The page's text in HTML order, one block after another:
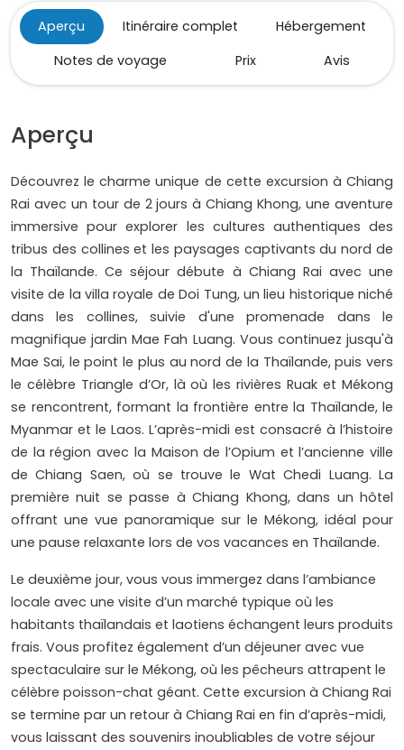
Aperçu Itinéraire complet
Hébergement
Notes de voyage
Prix Avis
Aperçu
Découvrez le charme unique de cette excursion à Chiang
Rai avec un tour de 2 jours à Chiang Khong, une aventure
immersive pour explorer les cultures authentiques des
tribus des collines et les paysages captivants du nord de
la Thaïlande. Ce séjour débute à Chiang Rai avec une
visite de la villa royale de Doi Tung, un lieu historique niché
dans les collines, suivie d'une promenade dans le
magnifique jardin Mae Fah Luang. Vous continuez jusqu'à
Mae Sai, le point le plus au nord de la Thaïlande, puis vers
le célèbre Triangle d’Or, là où les rivières Ruak et Mékong
se rencontrent, formant la frontière entre la Thaïlande, le
Myanmar et le Laos. L’après-midi est consacré à l’histoire
de la région avec la Maison de l’Opium et l’ancienne ville
de Chiang Saen, où se trouve le Wat Chedi Luang. La
première nuit se passe à Chiang Khong, dans un hôtel
offrant une vue panoramique sur le Mékong, idéal pour
une pause relaxante lors de vos vacances en Thaïlande.
Le deuxième jour, vous vous immergez dans l’ambiance
locale avec une visite d’un marché typique où les
habitants thaïlandais et laotiens échangent leurs produits
frais. Vous profitez également d’un déjeuner avec vue
spectaculaire sur le Mékong, où les pêcheurs attrapent le
célèbre poisson-chat géant. Cette excursion à Chiang Rai
se termine par un retour à Chiang Rai en fin d’après-midi,
vous laissant des souvenirs inoubliables de votre séjour